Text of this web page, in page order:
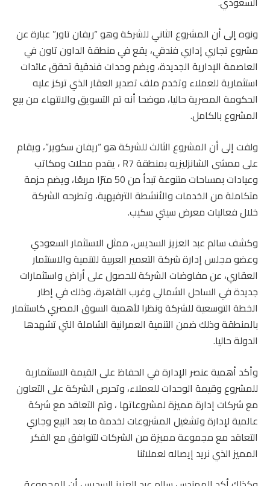
ونوه إلى أن المشروع الثاني للشركة وهو “ريفان تاور” عبارة عن
مشروع تجاري إداري فندقي، يقع في منطقة الداون تاون في
العاصمة الإدارية الجديدة، ويضم وحدات فندقية تحقق عائدات
استثمارية للعملاء وتخدم ملف تصدير العقار الذي تركز عليه
الحكومة المصرية حاليا، موضحا أنه تم التسويق والانتهاء من بيع
المشروع بالكامل.
ولفت إلى أن المشروع الثالث للشركة هو “ريفان سكوير”، ويقام
على ممشى الشانزليزيه بمنطقة R7 ، يقدم محلات ومكاتب
وعيادات بمساحات متنوعة تبدأ من 50 مترًا مربعًا، ويضم حزمة
متكاملة من الخدمات والأنشطة الترفيهية، وتطرحه الشركة
خلال فعاليات معرض سيتي سكيب.
وكشف سالم عبد العزيز السديس، ممثل الاستثمار السعودي
وعضو مجلس إدارة شركة التعمير العربية للتنمية والاستثمار
العقاري، عن مفاوضات الشركة للحصول على أراض واستثمارات
جديدة في الساحل الشمالي وغرب القاهرة، وذلك في إطار
الخطة التوسعية للشركة ونظرا لأهمية السوق المصري كاستثمار
بالمنطقة وذلك ضمن التنمية العمرانية الشاملة التي تشهدها
الدولة حاليا.
وأكد أهمية عنصر الإدارة في الحفاظ على القيمة الاستثمارية
للمشروع وقيمة الوحدات للعملاء، وتحرص الشركة على التعاون
مع شركات إدارة مميزة لمشروعاتها ، وتم التعاقد مع شركة
عالمية لإدارة وتشغيل المشروعات لخدمة ما بعد البيع وجاري
التعاقد مع مجموعة مميزة من الشركات لتتوافق مع الفكر
المميز الذي نريد إيصاله لعملائنا